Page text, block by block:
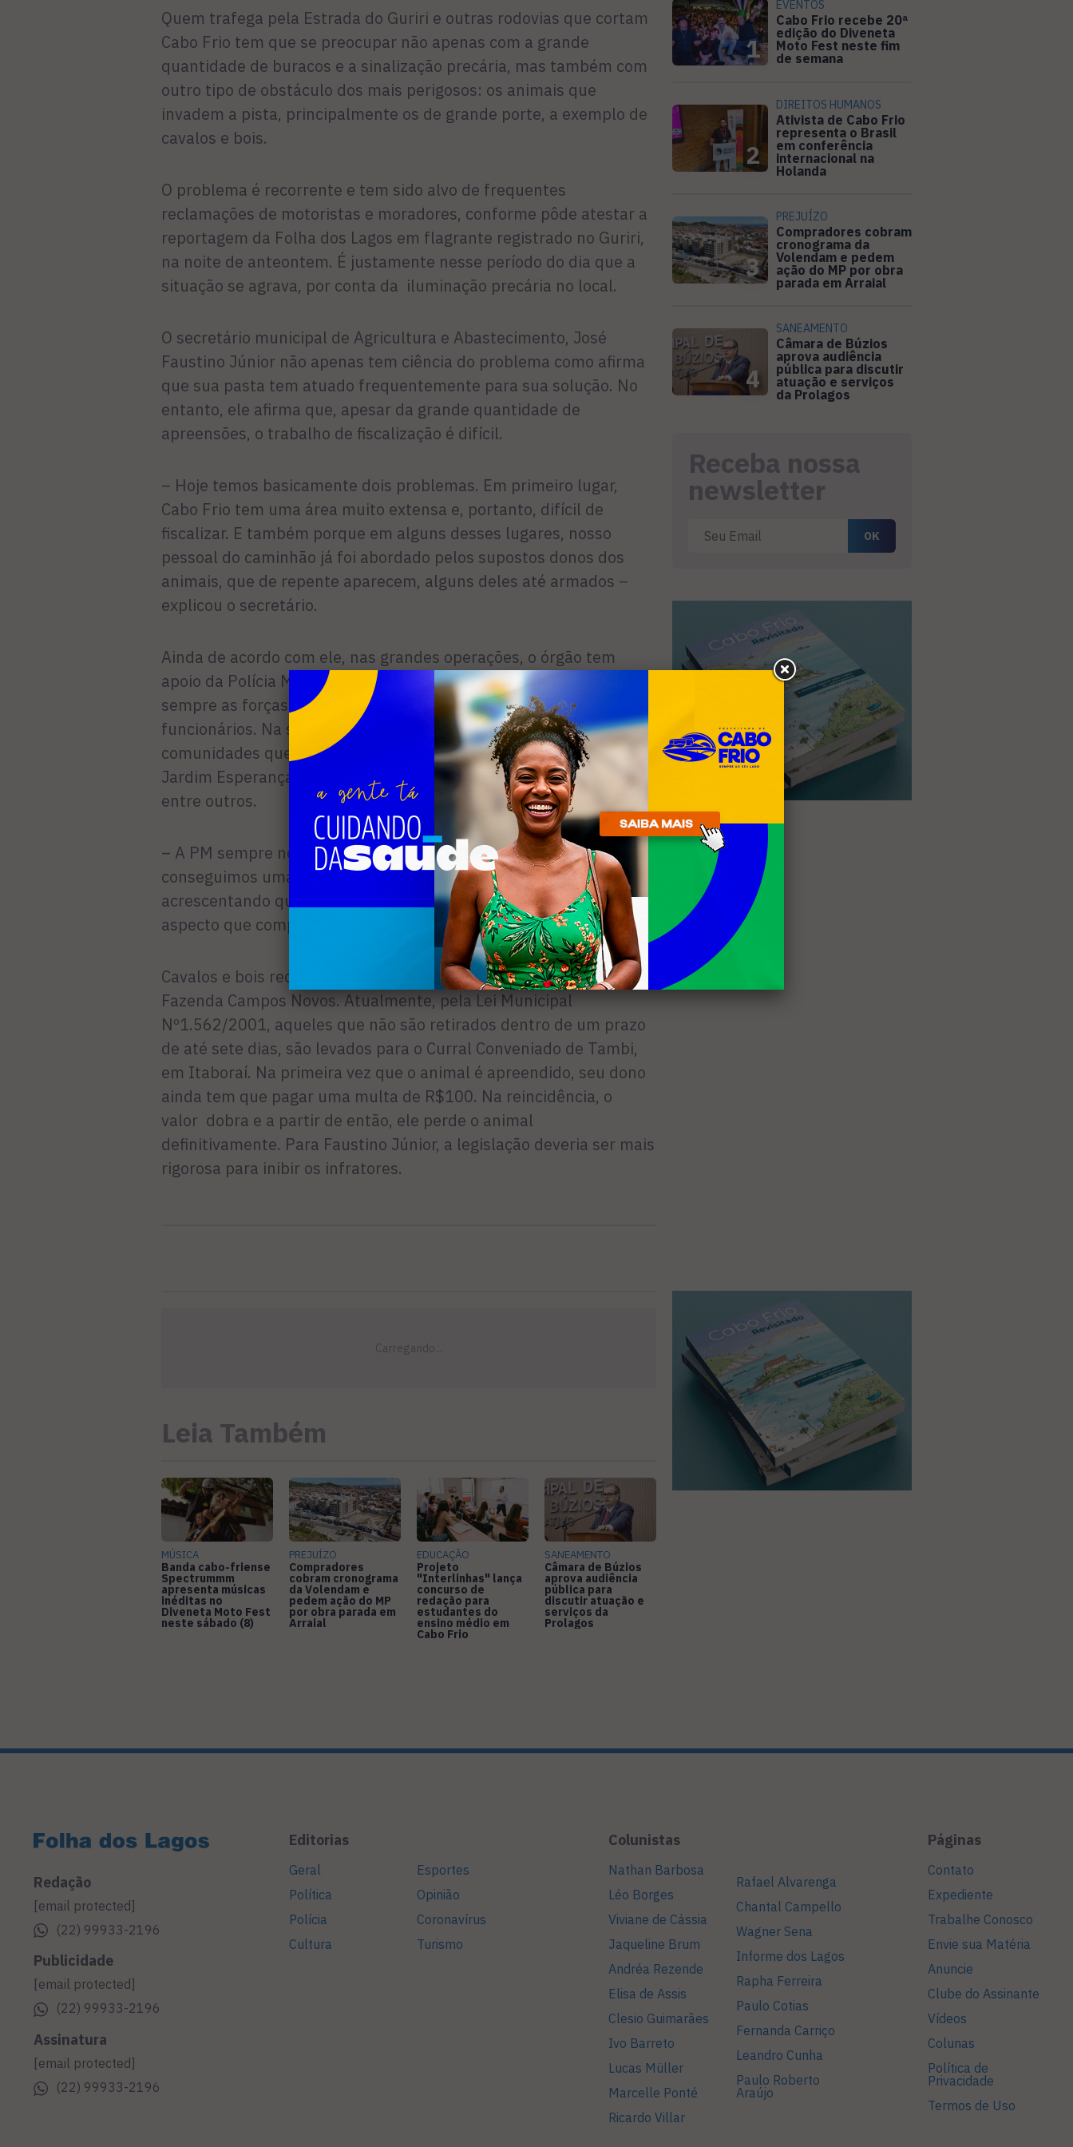
Quem trafega pela Estrada do Guriri e outras rodovias que cortam
Cabo Frio tem que se preocupar não apenas com a grande
quantidade de buracos e a sinalização precária, mas também com
outro tipo de obstáculo dos mais perigosos: os animais que
invadem a pista, principalmente os de grande porte, a exemplo de
cavalos e bois.
O problema é recorrente e tem sido alvo de frequentes
reclamações de motoristas e moradores, conforme pôde atestar a
reportagem da Folha dos Lagos em flagrante registrado no Guriri,
na noite de anteontem. É justamente nesse período do dia que a
situação se agrava, por conta da iluminação precária no local.
O secretário municipal de Agricultura e Abastecimento, José
Faustino Júnior não apenas tem ciência do problema como afirma
que sua pasta tem atuado frequentemente para sua solução. No
entanto, ele afirma que, apesar da grande quantidade de
apreensões, o trabalho de fiscalização é difícil.
– Hoje temos basicamente dois problemas. Em primeiro lugar,
Cabo Frio tem uma área muito extensa e, portanto, difícil de
fiscalizar. E também porque em alguns desses lugares, nosso
pessoal do caminhão já foi abordado pelos supostos donos dos
animais, que de repente aparecem, alguns deles até armados –
explicou o secretário.
Ainda de acordo com ele, nas grandes operações, o órgão tem
apoio da Polícia Militar e da Guarda Municipal, todavia, nem
sempre as forças de segurança enviam homens para proteção dos
funcionários. Na sua opinião, as áreas mais críticas são as das
comunidades que margeiam a Avenida Wilson Mendes, como
Jardim Esperança, Boca do Mato, Valão, Jacaré e o próprio Guriri,
entre outros.
– A PM sempre nos dá suporte imediato, mas não é toda hora que
conseguimos uma viatura para nos acompanhar – admite ele,
acrescentando que a atividade pastoril, típica da região, é outro
aspecto que complica a atuação do Poder Público.
Cavalos e bois recolhidos são levados para um depósito na
Fazenda Campos Novos. Atualmente, pela Lei Municipal
Nº1.562/2001, aqueles que não são retirados dentro de um prazo
de até sete dias, são levados para o Curral Conveniado de Tambi,
em Itaboraí. Na primeira vez que o animal é apreendido, seu dono
ainda tem que pagar uma multa de R$100. Na reincidência, o
valor dobra e a partir de então, ele perde o animal
definitivamente. Para Faustino Júnior, a legislação deveria ser mais
rigorosa para inibir os infratores.
1
EVENTOS
Cabo Frio recebe 20ª
edição do Diveneta
Moto Fest neste fim
de semana
2
DIREITOS HUMANOS
Ativista de Cabo Frio
representa o Brasil
em conferência
internacional na
Holanda
3
PREJUÍZO
Compradores cobram
cronograma da
Volendam e pedem
ação do MP por obra
parada em Arraial
4
SANEAMENTO
Câmara de Búzios
aprova audiência
pública para discutir
atuação e serviços
da Prolagos
Receba nossa
newsletter
Leia Também
MÚSICA
Banda cabo-friense
Spectrummm
apresenta músicas
inéditas no
Diveneta Moto Fest
neste sábado (8)
PREJUÍZO
Compradores
cobram cronograma
da Volendam e
pedem ação do MP
por obra parada em
Arraial
EDUCAÇÃO
Projeto
"Interlinhas" lança
concurso de
redação para
estudantes do
ensino médio em
Cabo Frio
SANEAMENTO
Câmara de Búzios
aprova audiência
pública para
discutir atuação e
serviços da
Prolagos
Redação
[email protected]
(22) 99933-2196
Publicidade
[email protected]
(22) 99933-2196
Assinatura
[email protected]
(22) 99933-2196
Editorias
Geral
Política
Polícia
Cultura
Esportes
Opinião
Coronavírus
Turismo
Colunistas
Nathan Barbosa
Léo Borges
Viviane de Cássia
Jaqueline Brum
Andréa Rezende
Elisa de Assis
Clesio Guimarães
Ivo Barreto
Lucas Müller
Marcelle Ponté
Ricardo Villar
Rafael Alvarenga
Chantal Campello
Wagner Sena
Informe dos Lagos
Rapha Ferreira
Paulo Cotias
Fernanda Carriço
Leandro Cunha
Paulo Roberto
Araújo
Páginas
Contato
Expediente
Trabalhe Conosco
Envie sua Matéria
Anuncie
Clube do Assinante
Vídeos
Colunas
Política de
Privacidade
Termos de Uso